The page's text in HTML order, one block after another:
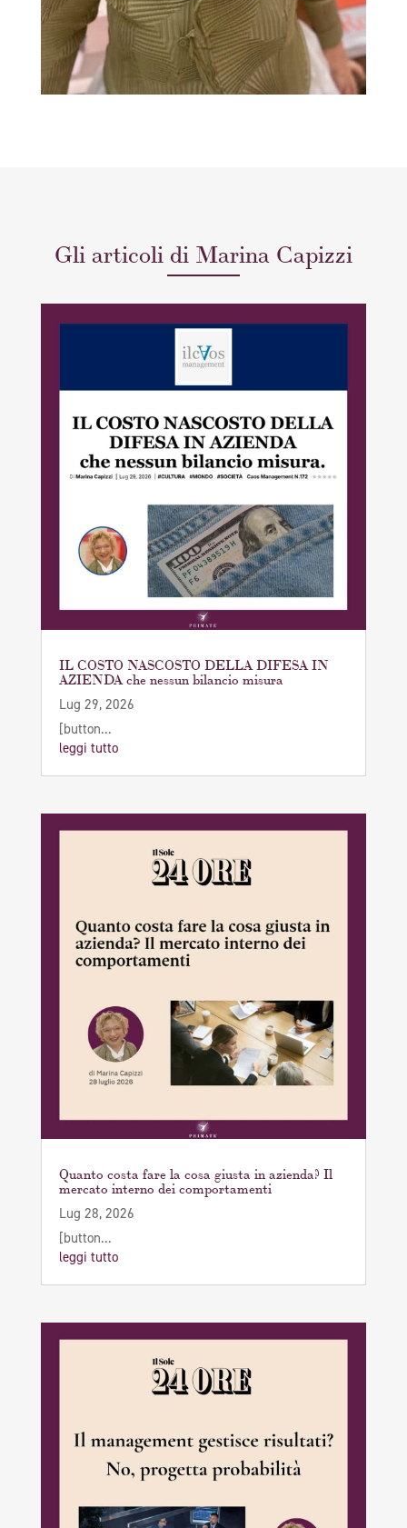
Gli articoli di Marina Capizzi
IL COSTO NASCOSTO DELLA DIFESA IN
AZIENDA che nessun bilancio misura
Lug 29, 2026
[button...
leggi tutto
Quanto costa fare la cosa giusta in azienda? Il
mercato interno dei comportamenti
Lug 28, 2026
[button...
leggi tutto